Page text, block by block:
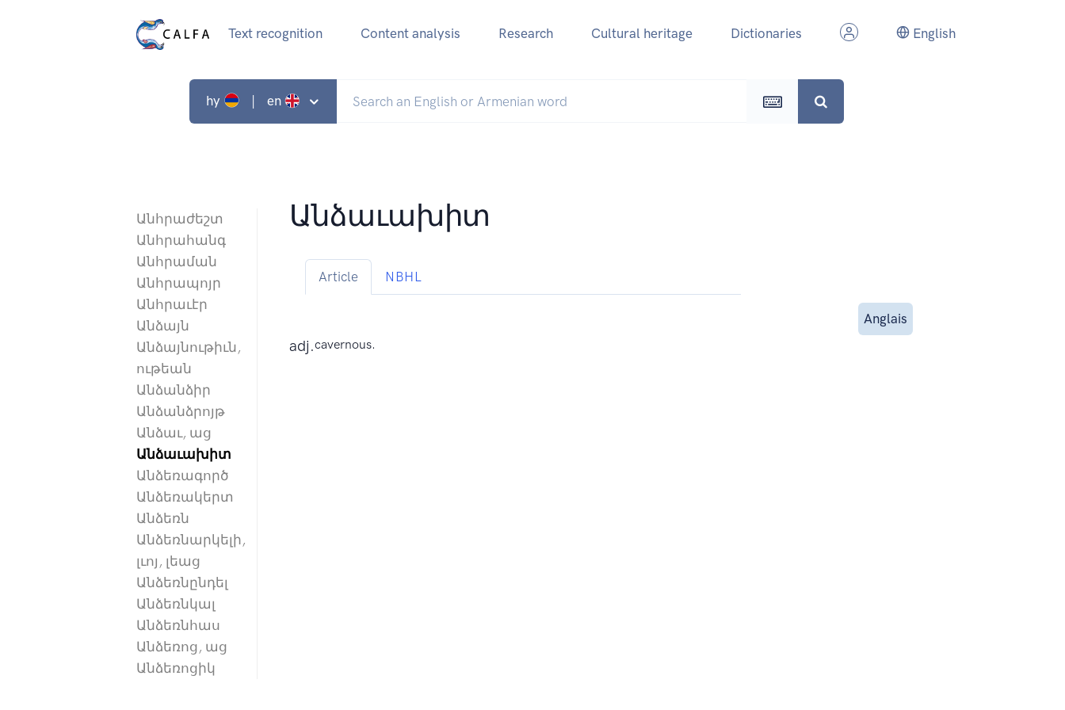
Text recognition Content analysis Research Cultural heritage Dictionaries English
hy | en
Անհրաժեշտ
Անհրահանգ
Անհրաման
Անհրապոյր
Անհրաւէր
Անձայն
Անձայնութիւն,
ութեան
Անձանձիր
Անձանձրոյթ
Անձաւ, աց
Անձաւախիտ
Անձեռագործ
Անձեռակերտ
Անձեռն
Անձեռնարկելի,
լւոյ, լեաց
Անձեռնընդել
Անձեռնկալ
Անձեռնհաս
Անձեռոց, աց
Անձեռոցիկ
Անձաւախիտ
Article NBHL
Anglais
adj.cavernous.